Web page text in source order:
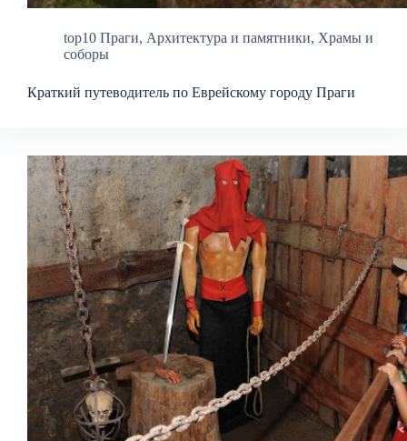
top10 Праги, Архитектура и памятники, Храмы и
соборы
Краткий путеводитель по Еврейскому городу Праги